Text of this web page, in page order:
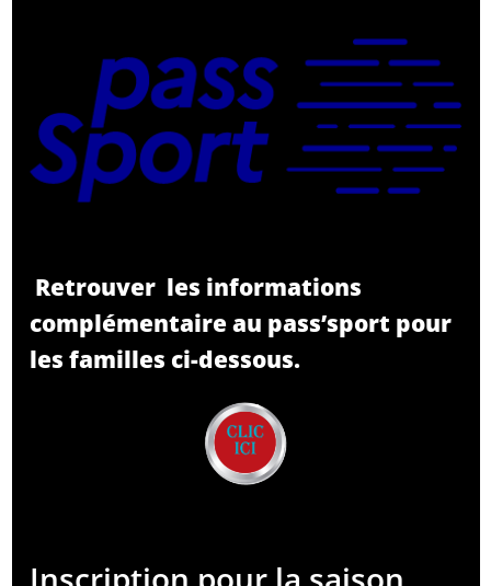
Retrouver les informations
complémentaire au pass’sport pour
les familles ci-dessous.